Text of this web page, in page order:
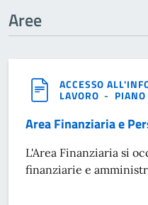
Aree
ACCESSO
LAVORO -
Area Finanziaria e
L'Area Finanziaria si
finanziarie e